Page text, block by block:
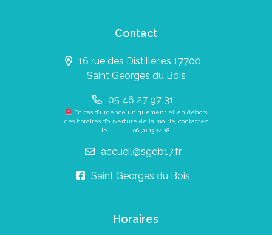
Contact
16 rue des Distilleries 17700
Saint Georges du Bois
05 46 27 97 31
En cas d’urgence uniquement et en dehors
des horaires d’ouverture de la mairie, contactez
le 06 70 13 14 18
accueil@sgdb17.fr
Saint Georges du Bois
Horaires